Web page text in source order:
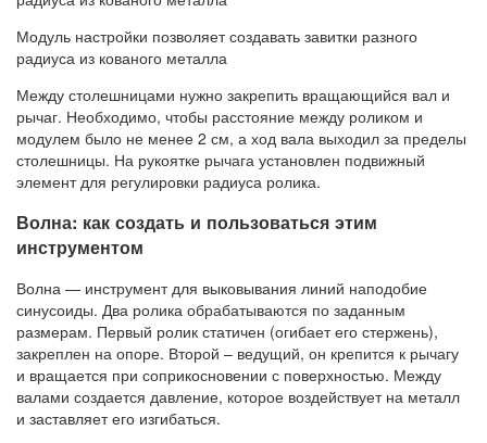
Модуль настройки позволяет создавать завитки разного
радиуса из кованого металла
Между столешницами нужно закрепить вращающийся вал и
рычаг. Необходимо, чтобы расстояние между роликом и
модулем было не менее 2 см, а ход вала выходил за пределы
столешницы. На рукоятке рычага установлен подвижный
элемент для регулировки радиуса ролика.
Волна: как создать и пользоваться этим
инструментом
Волна — инструмент для выковывания линий наподобие
синусоиды. Два ролика обрабатываются по заданным
размерам. Первый ролик статичен (огибает его стержень),
закреплен на опоре. Второй – ведущий, он крепится к рычагу
и вращается при соприкосновении с поверхностью. Между
валами создается давление, которое воздействует на металл
и заставляет его изгибаться.